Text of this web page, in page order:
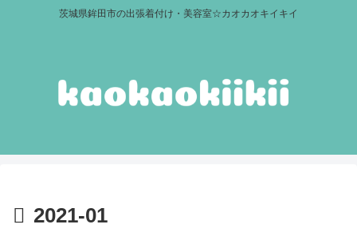
茨城県鉾田市の出張着付け・美容室☆カオカオキイキイ
2021-01